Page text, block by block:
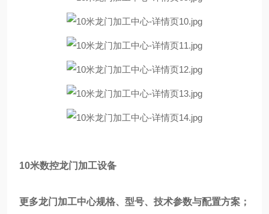
10米数控龙门加工设备
更多龙门加工中心规格、型号、技术参数与配置方案；